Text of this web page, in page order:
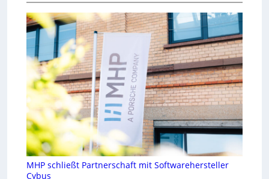
MHP schließt Partnerschaft mit Softwarehersteller
Cybus